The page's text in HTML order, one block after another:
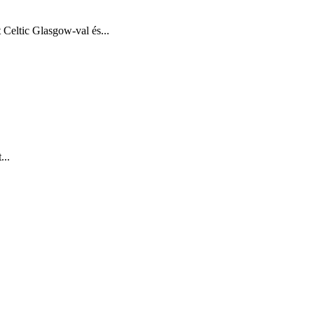
Celtic Glasgow-val és...